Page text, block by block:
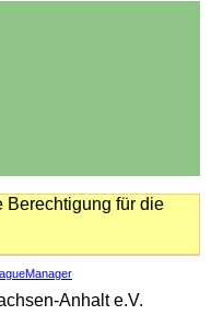
Berechtigung für die
Anhalt e.V.